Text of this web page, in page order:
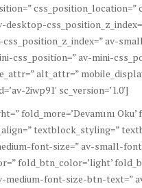
av-
css_position=” av-mini-
alt_attr=”
2iwp91′ sc_version=’1.0′]
fold_more=’Devamını
textblock_styling=”
font-size=” av-small-
fold_btn_color=’light’
medium-font-size-btn-text=”